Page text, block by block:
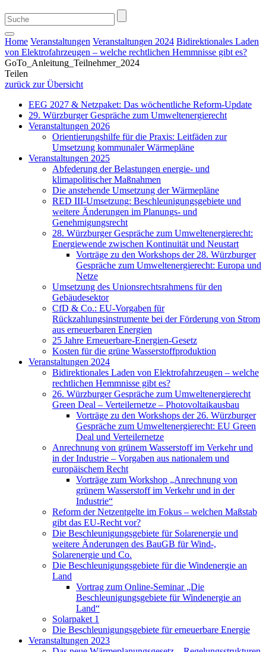
Home Veranstaltungen Veranstaltungen 2024 Bidirektionales Laden
von Elektrofahrzeugen – welche rechtlichen Hemmnisse gibt es?
GoTo_Anleitung_Teilnehmer_2024
Teilen
zurück zur Übersicht
EEG 2027 & Netzpaket: Das wöchentliche Reform-Update
29. Würzburger Gespräche zum Umweltenergierecht
Veranstaltungen 2026
Orientierungshilfe für die Praxis: Leitfäden zur
Umsetzung kommunaler Wärmepläne
Veranstaltungen 2025
Abfederung der Belastungen energie- und
klimapolitischer Maßnahmen
Die anstehende Umsetzung der Wärmepläne
RED III-Umsetzung: Beschleunigungsgebiete und
weitere Änderungen im Planungs- und
Genehmigungsrecht
28. Würzburger Gespräche zum Umweltenergierecht:
Energiewende zwischen Kontinuität und Neustart
Vorträge zu den Workshops der 28. Würzburger
Gespräche zum Umweltenergierecht: Europa und
Netze
Umsetzung des Unionsrechtsrahmens für den
Gebäudesektor
CfD & Co.: EU-Vorgaben für
Rückzahlungsinstrumente bei der Förderung von Strom
aus erneuerbaren Energien
25 Jahre Erneuerbare-Energien-Gesetz
Kosten für die grüne Wasserstoffproduktion
Veranstaltungen 2024
Bidirektionales Laden von Elektrofahrzeugen – welche
rechtlichen Hemmnisse gibt es?
26. Würzburger Gespräche zum Umweltenergierecht
Green Deal – Verteilernetze – Photovoltaikausbau
Vorträge zu den Workshops der 26. Würzburger
Gespräche zum Umweltenergierecht: EU Green
Deal und Verteilernetze
Anrechnung von grünem Wasserstoff im Verkehr und
in der Industrie – Vorgaben aus nationalem und
europäischem Recht
Vorträge zum Workshop „Anrechnung von
grünem Wasserstoff im Verkehr und in der
Industrie“
Reform der Netzentgelte im Fokus – welchen Maßstab
gibt das EU-Recht vor?
Die Beschleunigungsgebiete für Solarenergie und
weitere Änderungen des BauGB für Wind-,
Solarenergie und Co.
Die Beschleunigungsgebiete für die Windenergie an
Land
Vortrag zum Online-Seminar „Die
Beschleunigungsgebiete für Windenergie an
Land“
Solarpaket 1
Die Beschleunigungsgebiete für erneuerbare Energie
Veranstaltungen 2023